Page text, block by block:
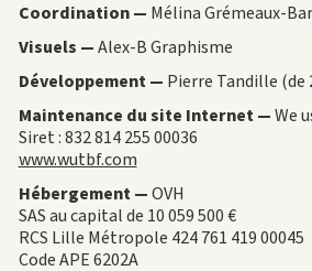
Coordination — Mélina Grémeaux-
Visuels —Alex-B Graphisme
Développement — Pierre Tandille (de
Maintenance du site Internet —We
Siret : 832 814 255 00036
www.wutbf.com
Hébergement —OVH
SAS au capital de 10 059 500 €
RCS Lille Métropole 424 761 419 00045
Code APE 6202A